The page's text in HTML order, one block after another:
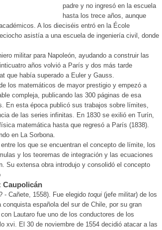
padre y no ingresó en la escuela
hasta los trece años, aunque
A los dieciséis entró en la École
asistía a una escuela de ingeniería civil, donde
militar para Napoleón, ayudando a construir las
años volvió a París y dos más tarde
que había superado a Euler y Gauss.
los matemáticos de mayor prestigio y empezó a
compleja, publicando las 300 páginas de esa
En esta época publicó sus trabajos sobre límites,
de las series infinitas. En 1830 se exilió en Turín,
matemática hasta que regresó a París (1838).
en La Sorbona.
los que se encuentran el concepto de límite, los
y los teoremas de integración y las ecuaciones
Su extensa obra introdujo y consolidó el concepto
Caupolicán
- Cañete, 1558). Fue elegido toqui (jefe militar) de los
española del sur de Chile, por su gran
Lautaro fue uno de los conductores de los
xvi. El 30 de noviembre de 1554 decidió atacar a las